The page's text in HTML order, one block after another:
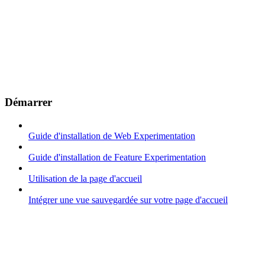
Démarrer
Guide d'installation de Web Experimentation
Guide d'installation de Feature Experimentation
Utilisation de la page d'accueil
Intégrer une vue sauvegardée sur votre page d'accueil